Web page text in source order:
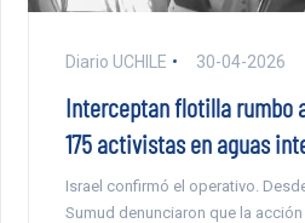
Diario UCHILE 30-04-2026
Interceptan flotilla rumbo
175 activistas en aguas
Israel confirmó el operativo.
Sumud denunciaron que la